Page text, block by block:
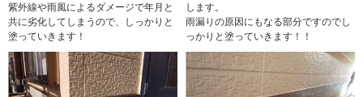
紫外線や雨風によるダメージで年月と
共に劣化してしまうので、しっかりと
塗っていきます！
します。
雨漏りの原因にもなる部分ですのでし
っかりと塗っていきます！！